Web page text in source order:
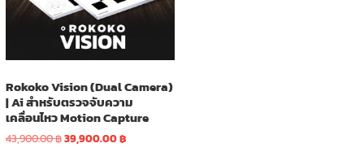
Rokoko Vision (Dual Camera)
| Ai สำหรับตรวจจับความ
เคลื่อนไหว Motion Capture
43,900.00฿Original
39,900.00฿Current